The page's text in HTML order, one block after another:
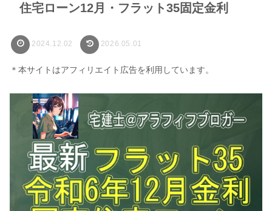
住宅ローン12月・フラット35固定金利
2024.12.02 2026.05.01
＊本サイトはアフィリエイト広告を利用しています。